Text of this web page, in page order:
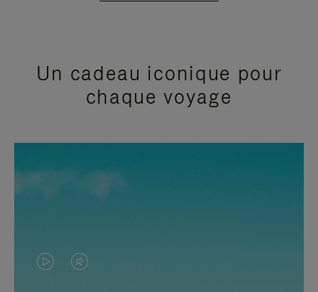
Un cadeau iconique pour
chaque voyage
LA LE